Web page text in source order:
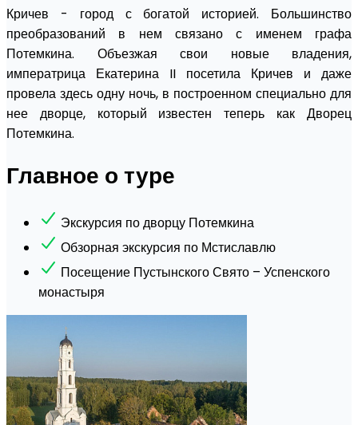
Кричев - город с богатой историей. Большинство
преобразований в нем связано с именем графа
Потемкина. Объезжая свои новые владения,
императрица Екатерина II посетила Кричев и даже
провела здесь одну ночь, в построенном специально для
нее дворце, который известен теперь как Дворец
Потемкина.
Главное о туре
Экскурсия по дворцу Потемкина
Обзорная экскурсия по Мстиславлю
Посещение Пустынского Свято – Успенского
монастыря